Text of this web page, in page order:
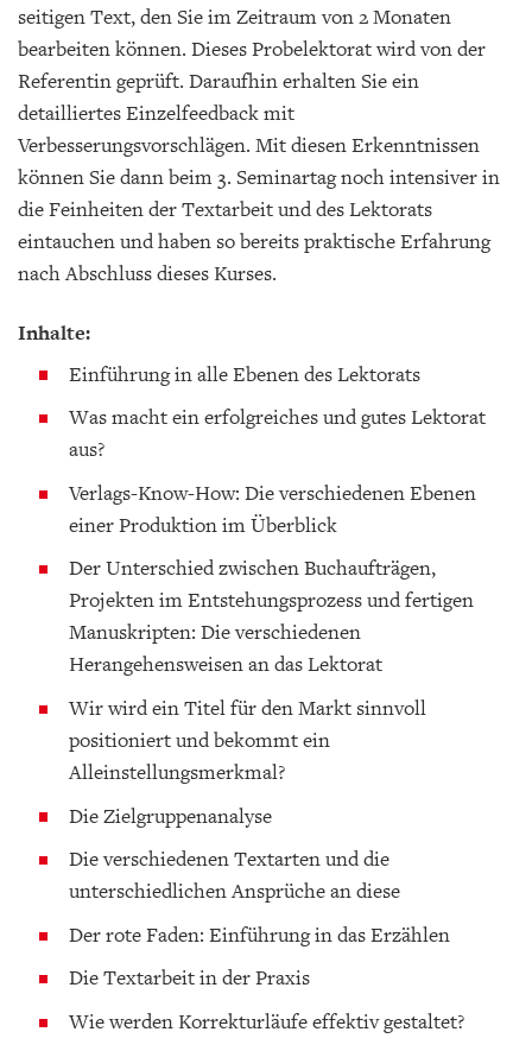
seitigen Text, den Sie im Zeitraum von 2 Monaten
bearbeiten können. Dieses Probelektorat wird von der
Referentin geprüft. Daraufhin erhalten Sie ein
detailliertes Einzelfeedback mit
Verbesserungsvorschlägen. Mit diesen Erkenntnissen
können Sie dann beim 3. Seminartag noch intensiver in
die Feinheiten der Textarbeit und des Lektorats
eintauchen und haben so bereits praktische Erfahrung
nach Abschluss dieses Kurses.
Inhalte:
Einführung in alle Ebenen des Lektorats
Was macht ein erfolgreiches und gutes Lektorat
aus?
Verlags-Know-How: Die verschiedenen Ebenen
einer Produktion im Überblick
Der Unterschied zwischen Buchaufträgen,
Projekten im Entstehungsprozess und fertigen
Manuskripten: Die verschiedenen
Herangehensweisen an das Lektorat
Wir wird ein Titel für den Markt sinnvoll
positioniert und bekommt ein
Alleinstellungsmerkmal?
Die Zielgruppenanalyse
Die verschiedenen Textarten und die
unterschiedlichen Ansprüche an diese
Der rote Faden: Einführung in das Erzählen
Die Textarbeit in der Praxis
Wie werden Korrekturläufe effektiv gestaltet?